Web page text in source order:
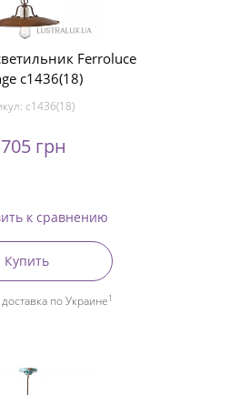
Ferroluce
c1436(18)
c1436(18)
грн
к сравнению
Купить
по Украине1